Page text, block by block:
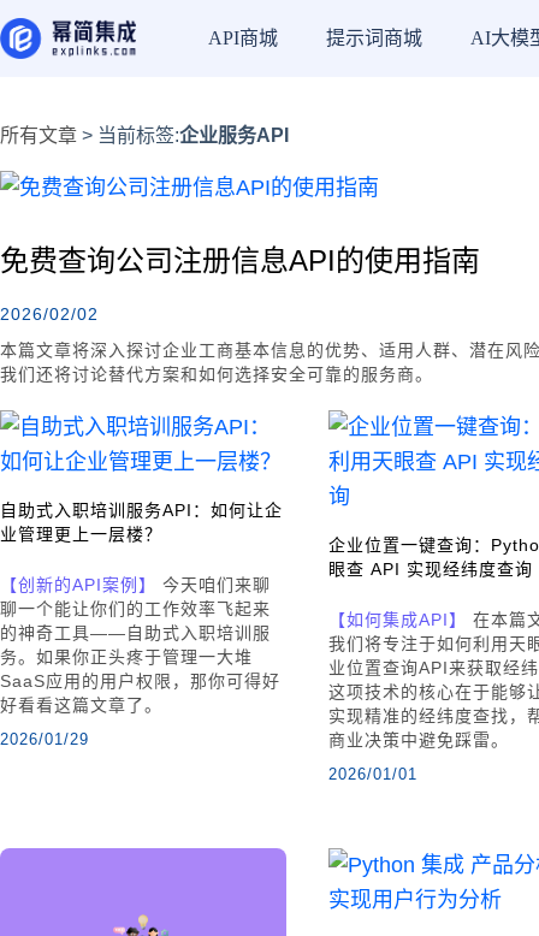
API商城 提示词商城 AI大模
所有文章 > 当前标签:企业服务API
免费查询公司注册信息API的使用指南
2026/02/02
本篇文章将深入探讨企业工商基本信息的优势、适用人群、潜在
我们还将讨论替代方案和如何选择安全可靠的服务商。
自助式入职培训服务API：如何让企
业管理更上一层楼？
【创新的API案例】
今天咱们来聊
聊一个能让你们的工作效率飞起来
的神奇工具——自助式入职培训服
务。如果你正头疼于管理一大堆
SaaS应用的用户权限，那你可得好
好看看这篇文章了。
2026/01/29
企业位置一键查询：
眼查 API 实现经纬度查询
【如何集成API】
在本篇
我们将专注于如何利用天
业位置查询API来获取经
这项技术的核心在于能够
实现精准的经纬度查找，
商业决策中避免踩雷。
2026/01/01